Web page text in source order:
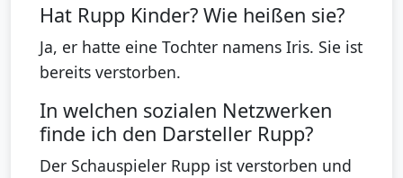
Hat Rupp Kinder? Wie heißen sie?
Ja, er hatte eine Tochter namens Iris. Sie ist
bereits verstorben.
In welchen sozialen Netzwerken
finde ich den Darsteller Rupp?
Der Schauspieler Rupp ist verstorben und